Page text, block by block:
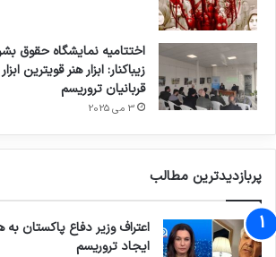
اختتامیه نمایشگاه حقوق
زیباکنار: ابزار هنر قویترین
قربانیان تروریسم
3 می 2025
پربازدیدترین مطالب
اعتراف وزیر دفاع پاکستان
ایجاد تروریسم